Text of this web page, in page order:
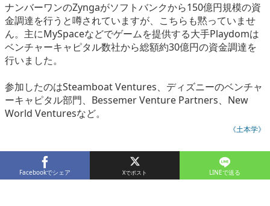
イベント/セミナー
eスポーツ
ナンバーワンのZyngaがソフトバンクから150億円規模の資
金調達を行うと噂されていますが、こちらも黙っていませ
ん。主にMySpaceなどでゲームを提供する大手Playdomは
ベンチャーキャピタル数社から総額約30億円の資金調達を
行いました。
参加したのはSteamboat Ventures、ディズニーのベンチャ
ーキャピタル部門、Bessemer Venture Partners、New
World Venturesなど。
《土本学》
Facebookでシェア LINEで送る